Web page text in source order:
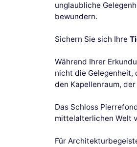
unglaubliche
bewundern.
Sichern Sie sich Ihre
Während Ihrer
nicht die Gelegenheit,
den Kapellenraum,
Das Schloss
mittelalterlichen Welt
Für